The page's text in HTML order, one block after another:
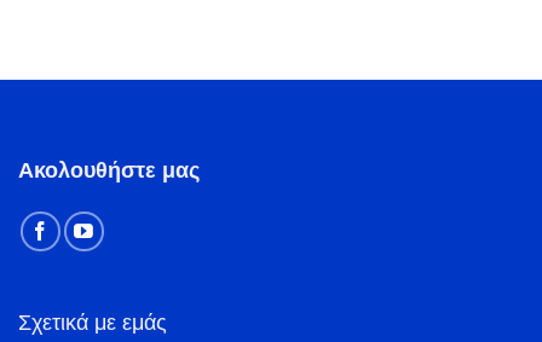
Ακολουθήστε μας
Σχετικά με εμάς